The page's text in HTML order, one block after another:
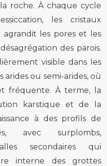
roche. À chaque cycle
les cristaux
les pores et les
des parois.
visible dans les
arides ou semi-arides, où
fréquente. À terme, la
karstique et de la
à des profils de
avec surplombs,
secondaires qui
interne des grottes